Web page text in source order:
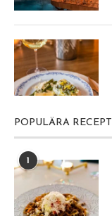
POPULÄRA RECEPT
1